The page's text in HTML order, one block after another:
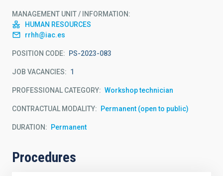
MANAGEMENT UNIT / INFORMATION
HUMAN RESOURCES
rrhh@iac.es
POSITION CODE PS-2023-083
JOB VACANCIES 1
PROFESSIONAL CATEGORY Workshop technician
CONTRACTUAL MODALITY Permanent (open to public)
DURATION Permanent
Procedures